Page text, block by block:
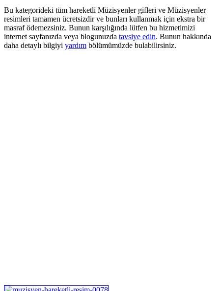
Bu kategorideki tüm hareketli Müzisyenler gifleri ve Müzisyenler
resimleri tamamen ücretsizdir ve bunları kullanmak için ekstra bir
masraf ödemezsiniz. Bunun karşılığında lütfen bu hizmetimizi
internet sayfanızda veya blogunuzda tavsiye edin. Bunun hakkında
daha detaylı bilgiyi yardım bölümümüzde bulabilirsiniz.